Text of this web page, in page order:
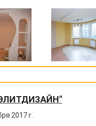
2017 г.